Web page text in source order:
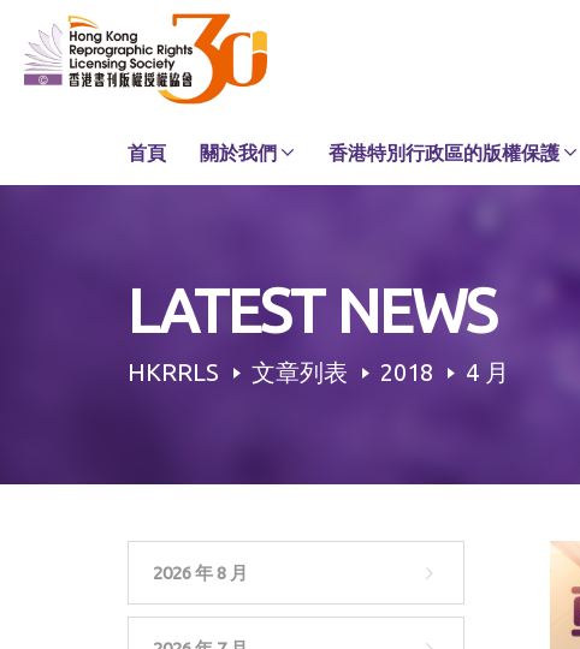
content
首頁 關於我們 香港特別行政區的版權保護
LATEST NEWS
HKRRLS 文章列表 2018 4 月
2026 年 8 月